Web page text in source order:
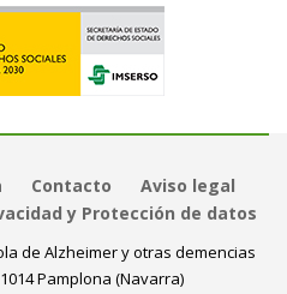
Contacto
Aviso legal
y Protección de datos
de Alzheimer y otras demencias
Pamplona (Navarra)